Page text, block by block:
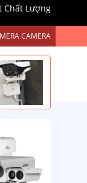
Chất Lượng
CAMERA